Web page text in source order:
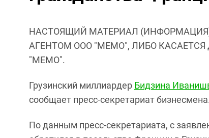
НАСТОЯЩИЙ МАТЕРИАЛ
АГЕНТОМ ООО "МЕМО", ЛИБО
"МЕМО".
Грузинский миллиардер Бидзина
сообщает пресс-секретариат бизнесмена.
По данным пресс-секретариата, с